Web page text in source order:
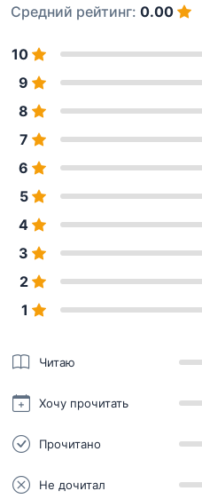
Средний рейтинг: 0.00
10
9
8
7
6
5
4
3
2
1
Читаю
Хочу прочитать
Прочитано
Не дочитал